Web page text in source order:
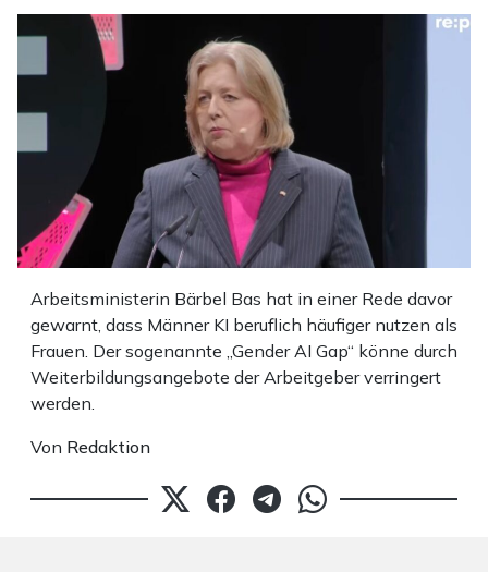
Arbeitsministerin Bärbel Bas hat in einer Rede davor
gewarnt, dass Männer KI beruflich häufiger nutzen als
Frauen. Der sogenannte „Gender AI Gap“ könne durch
Weiterbildungsangebote der Arbeitgeber verringert
werden.
Von Redaktion